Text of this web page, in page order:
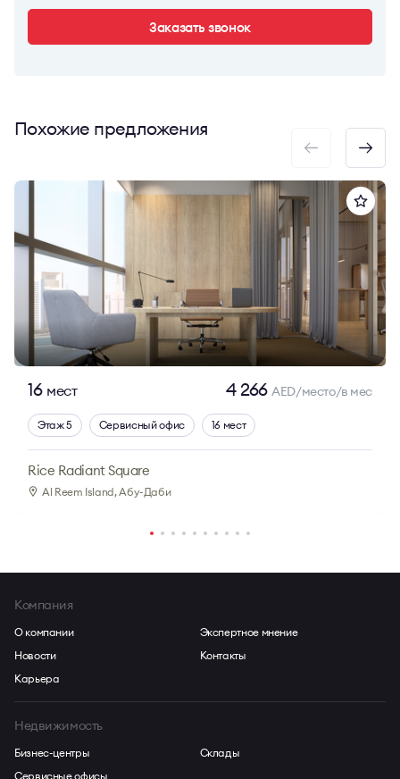
Заказать звонок
Похожие предложения
16 мест 4 266AED/место/в мес
Этаж 5 Сервисный офис 16 мест
Rice Radiant Square
Al Reem Island, Абу-Даби
Компания
О компании
Новости
Карьера
Экспертное мнение
Контакты
Недвижимость
Бизнес-центры
Сервисные офисы
Склады